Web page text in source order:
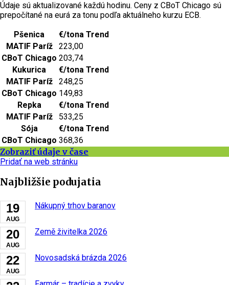
Údaje sú aktualizované každú hodinu. Ceny z CBoT Chicago sú
prepočítané na eurá za tonu podľa aktuálneho kurzu ECB.
Pšenica
€/tona Trend
MATIF Paríž
223,00
CBoT Chicago 203,74
Kukurica
€/tona Trend
MATIF Paríž
248,25
CBoT Chicago 149,83
Repka
€/tona Trend
MATIF Paríž
533,25
Sója
€/tona Trend
CBoT Chicago 368,36
Zobraziť údaje v čase
Pridať na web stránku
Najbližšie podujatia
19
AUG
Nákupný trhov baranov
20
AUG
Země živitelka 2026
22
AUG
Novosadská brázda 2026